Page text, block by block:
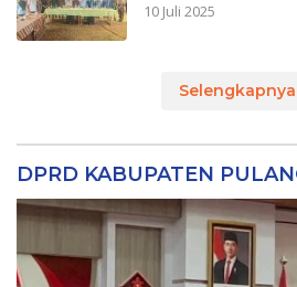
10 Juli 2025
Selengkapnya
DPRD KABUPATEN